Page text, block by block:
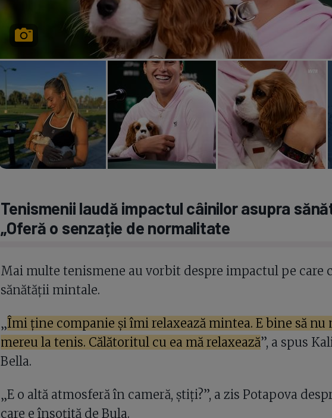
Tenismenii laudă impactul câinilor asupra
„Oferă o senzație de normalitate
Mai multe tenismene au vorbit despre impactul pe care
sănătății mintale.
„Îmi ține companie și îmi relaxează mintea. E bine să nu
mereu la tenis. Călătoritul cu ea mă relaxează”, a spus
Bella.
„E o altă atmosferă în cameră, știți?”, a zis Potapova
care e însoțită de Bula.